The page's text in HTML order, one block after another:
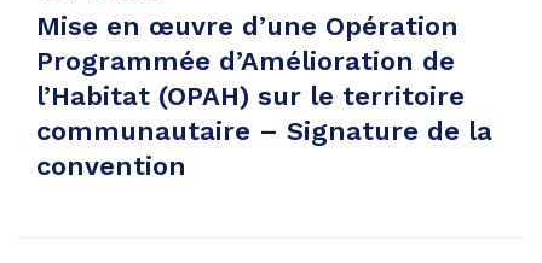
Mise en œuvre d’une Opération
Programmée d’Amélioration de
l’Habitat (OPAH) sur le territoire
communautaire – Signature de la
convention